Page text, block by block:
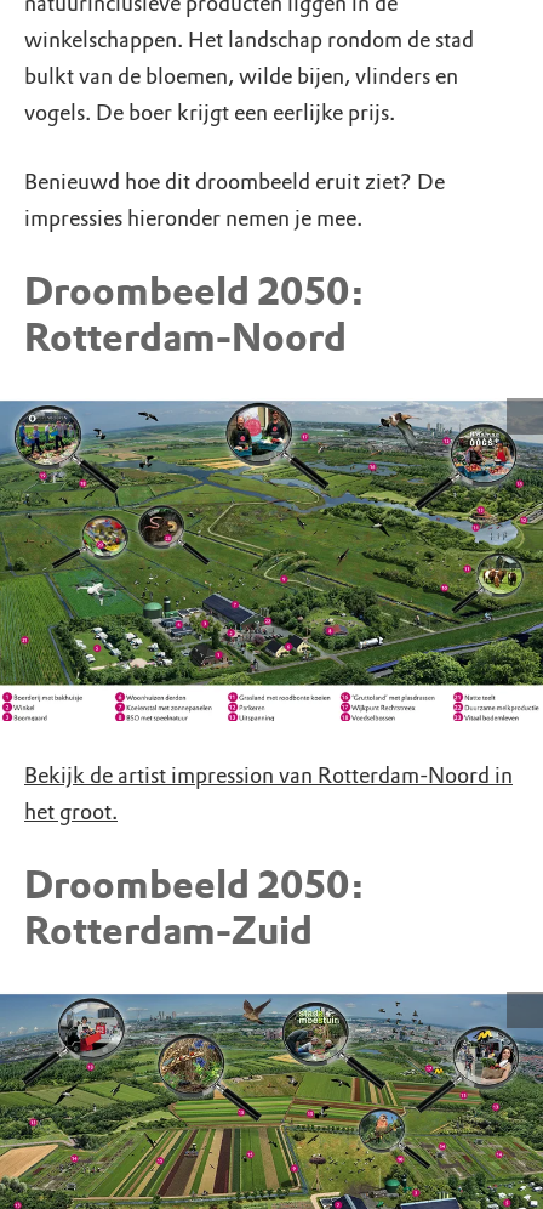
winkelschappen. Het landschap rondom de stad
bulkt van de bloemen, wilde bijen, vlinders en
vogels. De boer krijgt een eerlijke prijs.
Benieuwd hoe dit droombeeld eruit ziet? De
impressies hieronder nemen je mee.
Droombeeld 2050:
Rotterdam-Noord
Bekijk de artist impression van Rotterdam-Noord in
het groot.
Droombeeld 2050:
Rotterdam-Zuid